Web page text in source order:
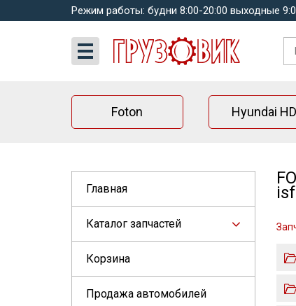
Режим работы: будни 8:00-20:00 выходные
Foton Hyundai HD
Главная
Каталог запчастей
Корзина
Продажа автомобилей